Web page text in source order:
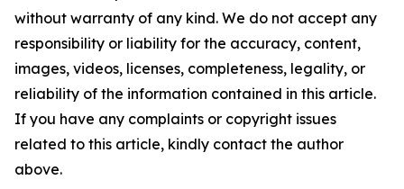
without warranty of any kind. We do not accept any
responsibility or liability for the accuracy, content,
images, videos, licenses, completeness, legality, or
reliability of the information contained in this article.
If you have any complaints or copyright issues
related to this article, kindly contact the author
above.